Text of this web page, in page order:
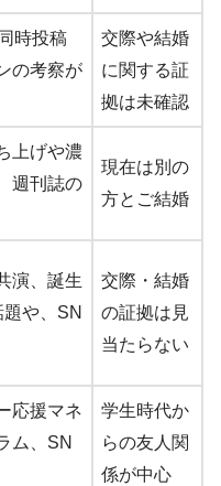
時投稿
の考察が
交際や結婚
に関する証
拠は未確認
上げや濃
週刊誌の
現在は別の
方とご結婚
演、誕生
や、SN
交際・結婚
の証拠は見
当たらない
応援マネ
ム、SN
学生時代か
らの友人関
係が中心